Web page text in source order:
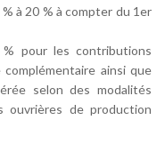
à 20 % à compter du 1er
pour les contributions
ainsi que
selon des modalités
ouvrières de production